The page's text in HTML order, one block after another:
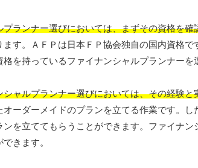
プランナー選びにおいては、まずその資格を確
ます。ＡＦＰは日本ＦＰ協会独自の国内資格
格を持っているファイナンシャルプランナーを
シャルプランナー選びにおいては、その経験と
オーダーメイドのプランを立てる作業です。
ンを立ててもらうことができます。ファイナ
きます。